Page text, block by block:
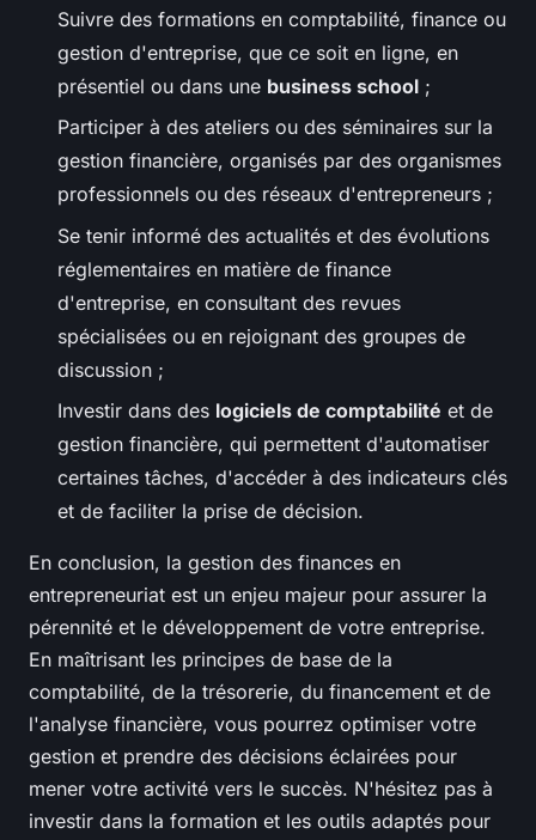
Suivre des formations en comptabilité, finance ou
gestion d'entreprise, que ce soit en ligne, en
présentiel ou dans une business school ;
Participer à des ateliers ou des séminaires sur la
gestion financière, organisés par des organismes
professionnels ou des réseaux d'entrepreneurs ;
Se tenir informé des actualités et des évolutions
réglementaires en matière de finance
d'entreprise, en consultant des revues
spécialisées ou en rejoignant des groupes de
discussion ;
Investir dans des logiciels de comptabilité et de
gestion financière, qui permettent d'automatiser
certaines tâches, d'accéder à des indicateurs clés
et de faciliter la prise de décision.
En conclusion, la gestion des finances en
entrepreneuriat est un enjeu majeur pour assurer la
pérennité et le développement de votre entreprise.
En maîtrisant les principes de base de la
comptabilité, de la trésorerie, du financement et de
l'analyse financière, vous pourrez optimiser votre
gestion et prendre des décisions éclairées pour
mener votre activité vers le succès. N'hésitez pas à
investir dans la formation et les outils adaptés pour